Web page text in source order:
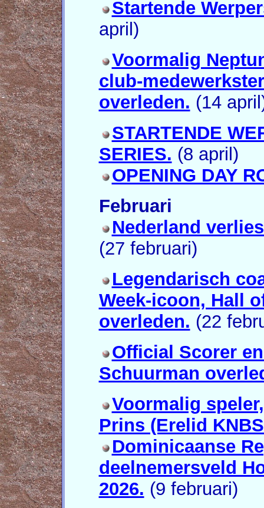
Startende
april)
Voormalig
club-
overleden. (14
STARTENDE
SERIES. (8 april)
OPENING DAY
Februari
Nederland
(27 februari)
Legendarisch
Week-icoon, Hall
overleden. (22
Official Scorer
Schuurman
Voormalig
Prins (Erelid
Dominicaanse
deelnemersveld
2026. (9 februari)